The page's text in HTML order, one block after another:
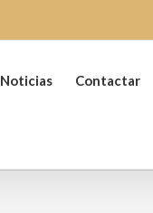
Noticias Contactar